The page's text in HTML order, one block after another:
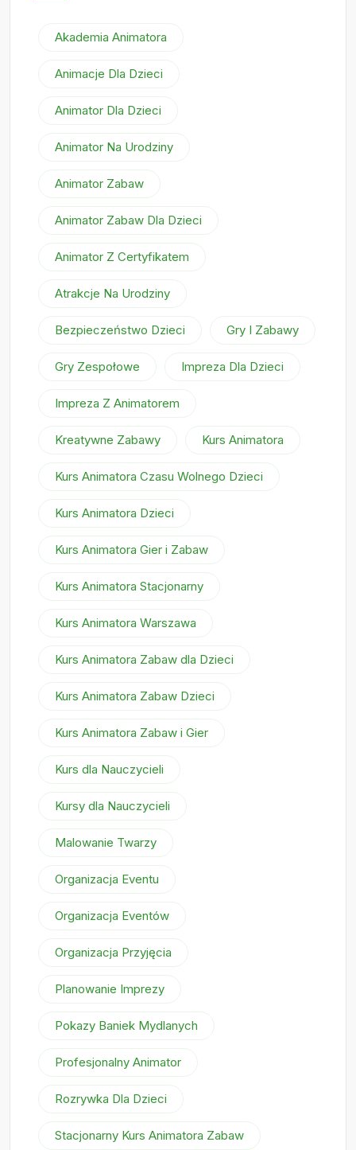
Akademia Animatora
Animacje Dla Dzieci
Animator Dla Dzieci
Animator Na Urodziny
Animator Zabaw
Animator Zabaw Dla Dzieci
Animator Z Certyfikatem
Atrakcje Na Urodziny
Bezpieczeństwo Dzieci Gry I Zabawy
Gry Zespołowe Impreza Dla Dzieci
Impreza Z Animatorem
Kreatywne Zabawy Kurs Animatora
Kurs Animatora Czasu Wolnego Dzieci
Kurs Animatora Dzieci
Kurs Animatora Gier i Zabaw
Kurs Animatora Stacjonarny
Kurs Animatora Warszawa
Kurs Animatora Zabaw dla Dzieci
Kurs Animatora Zabaw Dzieci
Kurs Animatora Zabaw i Gier
Kurs dla Nauczycieli
Kursy dla Nauczycieli
Malowanie Twarzy
Organizacja Eventu
Organizacja Eventów
Organizacja Przyjęcia
Planowanie Imprezy
Pokazy Baniek Mydlanych
Profesjonalny Animator
Rozrywka Dla Dzieci
Stacjonarny Kurs Animatora Zabaw